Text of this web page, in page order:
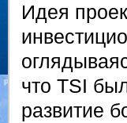
Идея
что TSI
развитие